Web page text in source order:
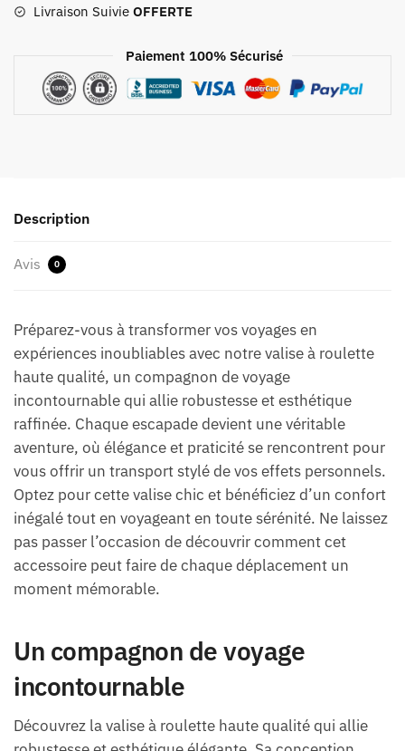
Livraison Suivie OFFERTE
Paiement 100% Sécurisé
Description
Avis 0
Préparez-vous à transformer vos voyages en
expériences inoubliables avec notre valise à roulette
haute qualité, un compagnon de voyage
incontournable qui allie robustesse et esthétique
raffinée. Chaque escapade devient une véritable
aventure, où élégance et praticité se rencontrent pour
vous offrir un transport stylé de vos effets personnels.
Optez pour cette valise chic et bénéficiez d’un confort
inégalé tout en voyageant en toute sérénité. Ne laissez
pas passer l’occasion de découvrir comment cet
accessoire peut faire de chaque déplacement un
moment mémorable.
Un compagnon de voyage
incontournable
Découvrez la valise à roulette haute qualité qui allie